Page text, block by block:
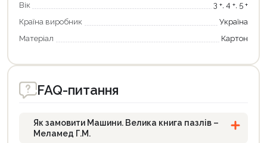
Вік
3 +, 4 +, 5 +
Країна виробник
Україна
Матеріал
Картон
FAQ-питання
Як замовити Машини. Велика книга пазлів –
Меламед Г.М.